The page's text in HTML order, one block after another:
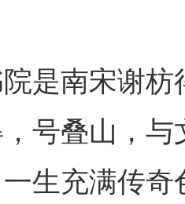
南宋谢枋
号叠山，
生充满传